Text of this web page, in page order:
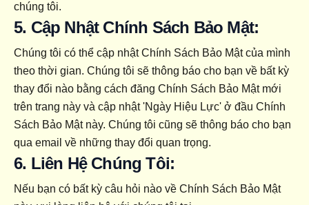
chúng tôi.
5. Cập Nhật Chính Sách Bảo Mật:
Chúng tôi có thể cập nhật Chính Sách Bảo Mật của mình
theo thời gian. Chúng tôi sẽ thông báo cho bạn về bất kỳ
thay đổi nào bằng cách đăng Chính Sách Bảo Mật mới
trên trang này và cập nhật 'Ngày Hiệu Lực' ở đầu Chính
Sách Bảo Mật này. Chúng tôi cũng sẽ thông báo cho bạn
qua email về những thay đổi quan trọng.
6. Liên Hệ Chúng Tôi:
Nếu bạn có bất kỳ câu hỏi nào về Chính Sách Bảo Mật